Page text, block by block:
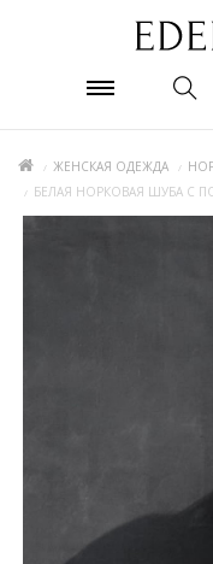
ЖЕНСКАЯ ОДЕЖДА
БЕЛАЯ НОРКОВАЯ ШУБА С